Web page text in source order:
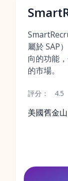
屬於 SAP
向的功能
的市場。
評分： 4.5
美國舊金